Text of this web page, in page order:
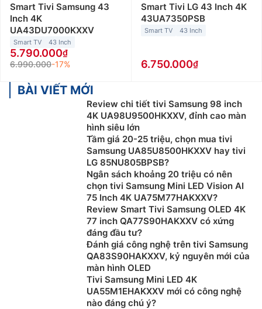
Smart Tivi Samsung 43
Inch 4K
UA43DU7000KXXV
Smart TV 43 Inch
5.790.000
6.990.000-17%
Smart Tivi LG 43 Inch 4K
43UA7350PSB
Smart TV 43 Inch
6.750.000
BÀI VIẾT MỚI
Review chi tiết tivi Samsung 98 inch
4K UA98U9500HKXXV, đỉnh cao màn
hình siêu lớn
Tầm giá 20-25 triệu, chọn mua tivi
Samsung UA85U8500HKXXV hay tivi
LG 85NU805BPSB?
Ngân sách khoảng 20 triệu có nên
chọn tivi Samsung Mini LED Vision AI
75 Inch 4K UA75M77HAKXXV?
Review Smart Tivi Samsung OLED 4K
77 inch QA77S90HAKXXV có xứng
đáng đầu tư?
Đánh giá công nghệ trên tivi Samsung
QA83S90HAKXXV, kỷ nguyên mới của
màn hình OLED
Tivi Samsung Mini LED 4K
UA55M1EHAKXXV mới có công nghệ
nào đáng chú ý?